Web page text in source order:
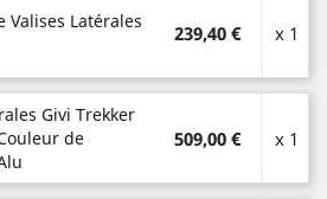
Valises Latérales
239,40 € x 1
Givi Trekker
de
509,00 € x 1